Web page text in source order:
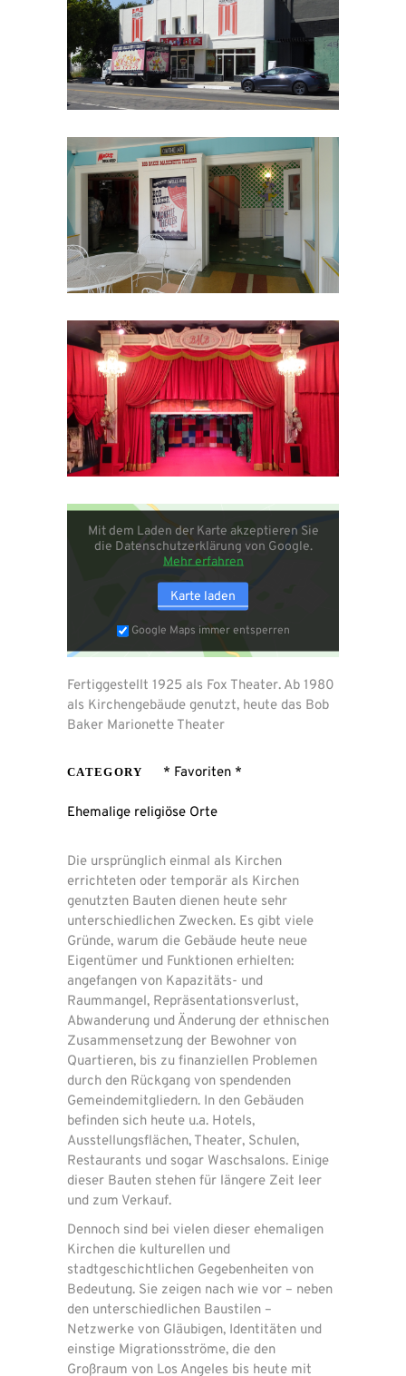
Mit dem Laden der Karte akzeptieren Sie
die Datenschutzerklärung von Google.
Mehr erfahren
Karte laden
Google Maps immer entsperren
Fertiggestellt 1925 als Fox Theater. Ab 1980
als Kirchengebäude genutzt, heute das Bob
Baker Marionette Theater
CATEGORY * Favoriten *
Ehemalige religiöse Orte
Die ursprünglich einmal als Kirchen
errichteten oder temporär als Kirchen
genutzten Bauten dienen heute sehr
unterschiedlichen Zwecken. Es gibt viele
Gründe, warum die Gebäude heute neue
Eigentümer und Funktionen erhielten:
angefangen von Kapazitäts- und
Raummangel, Repräsentationsverlust,
Abwanderung und Änderung der ethnischen
Zusammensetzung der Bewohner von
Quartieren, bis zu finanziellen Problemen
durch den Rückgang von spendenden
Gemeindemitgliedern. In den Gebäuden
befinden sich heute u.a. Hotels,
Ausstellungsflächen, Theater, Schulen,
Restaurants und sogar Waschsalons. Einige
dieser Bauten stehen für längere Zeit leer
und zum Verkauf.
Dennoch sind bei vielen dieser ehemaligen
Kirchen die kulturellen und
stadtgeschichtlichen Gegebenheiten von
Bedeutung. Sie zeigen nach wie vor – neben
den unterschiedlichen Baustilen –
Netzwerke von Gläubigen, Identitäten und
einstige Migrationsströme, die den
Großraum von Los Angeles bis heute mit